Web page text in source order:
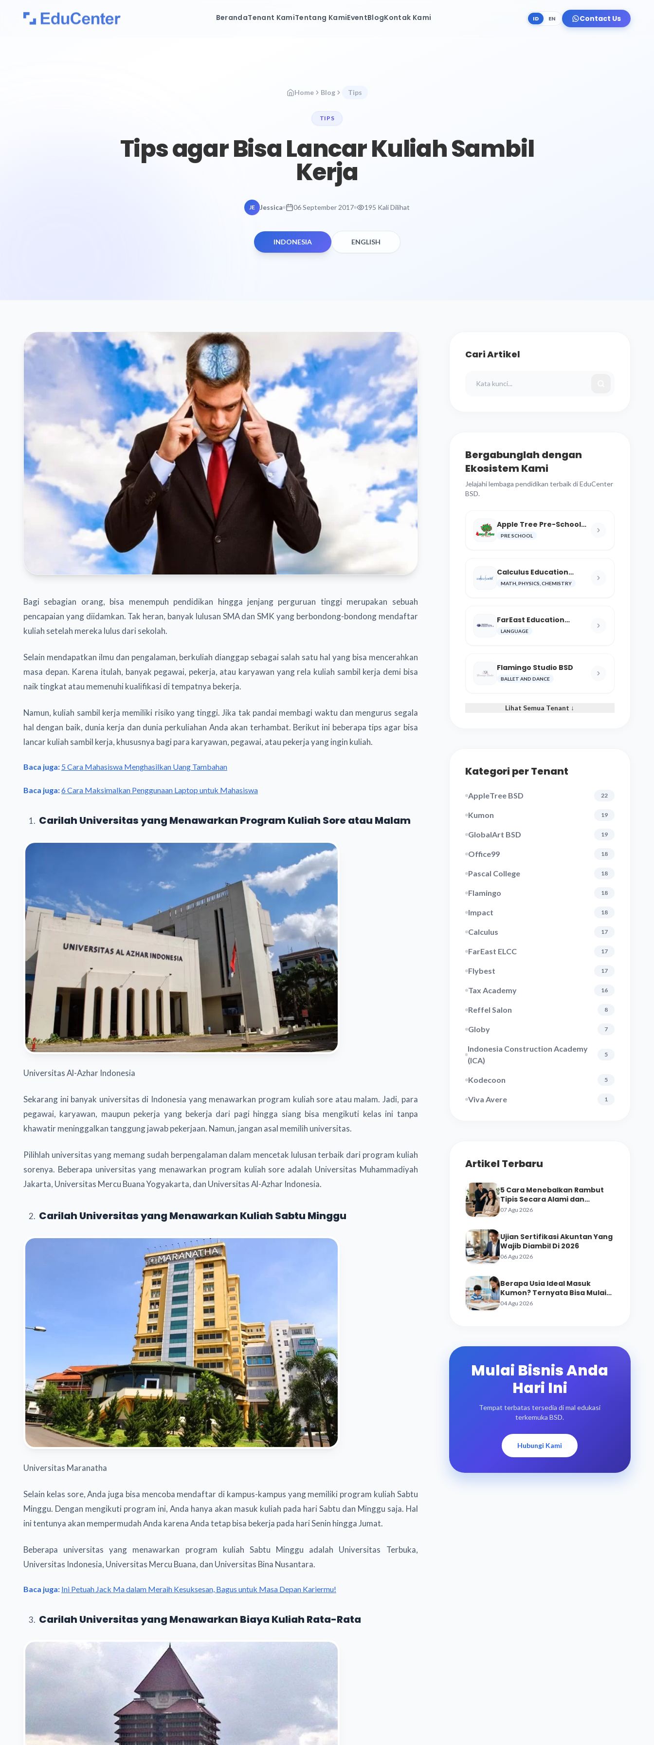
BerandaTenant KamiTentang KamiEventBlogKontak Kami ID EN Contact Us
Home Blog Tips
TIPS
Tips agar Bisa Lancar Kuliah Sambil
Kerja
JE Jessica 06 September 2017 195 Kali Dilihat
INDONESIA ENGLISH
Bagi sebagian orang, bisa menempuh pendidikan hingga jenjang perguruan tinggi merupakan sebuah
pencapaian yang diidamkan. Tak heran, banyak lulusan SMA dan SMK yang berbondong-bondong mendaftar
kuliah setelah mereka lulus dari sekolah.
Selain mendapatkan ilmu dan pengalaman, berkuliah dianggap sebagai salah satu hal yang bisa mencerahkan
masa depan. Karena itulah, banyak pegawai, pekerja, atau karyawan yang rela kuliah sambil kerja demi bisa
naik tingkat atau memenuhi kualifikasi di tempatnya bekerja.
Namun, kuliah sambil kerja memiliki risiko yang tinggi. Jika tak pandai membagi waktu dan mengurus segala
hal dengan baik, dunia kerja dan dunia perkuliahan Anda akan terhambat. Berikut ini beberapa tips agar bisa
lancar kuliah sambil kerja, khususnya bagi para karyawan, pegawai, atau pekerja yang ingin kuliah.
Baca juga: 5 Cara Mahasiswa Menghasilkan Uang Tambahan
Baca juga:6 Cara Maksimalkan Penggunaan Laptop untuk Mahasiswa
Carilah Universitas yang Menawarkan Program Kuliah Sore atau Malam
Universitas Al-Azhar Indonesia
Sekarang ini banyak universitas di Indonesia yang menawarkan program kuliah sore atau malam. Jadi, para
pegawai, karyawan, maupun pekerja yang bekerja dari pagi hingga siang bisa mengikuti kelas ini tanpa
khawatir meninggalkan tanggung jawab pekerjaan. Namun, jangan asal memilih universitas.
Pilihlah universitas yang memang sudah berpengalaman dalam mencetak lulusan terbaik dari program kuliah
sorenya. Beberapa universitas yang menawarkan program kuliah sore adalah Universitas Muhammadiyah
Jakarta, Universitas Mercu Buana Yogyakarta, dan Universitas Al-Azhar Indonesia.
Carilah Universitas yang Menawarkan Kuliah Sabtu Minggu
Universitas Maranatha
Selain kelas sore, Anda juga bisa mencoba mendaftar di kampus-kampus yang memiliki program kuliah Sabtu
Minggu. Dengan mengikuti program ini, Anda hanya akan masuk kuliah pada hari Sabtu dan Minggu saja. Hal
ini tentunya akan mempermudah Anda karena Anda tetap bisa bekerja pada hari Senin hingga Jumat.
Beberapa universitas yang menawarkan program kuliah Sabtu Minggu adalah Universitas Terbuka,
Universitas Indonesia, Universitas Mercu Buana, dan Universitas Bina Nusantara.
Baca juga: Ini Petuah Jack Ma dalam Meraih Kesuksesan, Bagus untuk Masa Depan Kariermu!
Carilah Universitas yang Menawarkan Biaya Kuliah Rata-Rata
Cari Artikel
Bergabunglah dengan
Ekosistem Kami
Jelajahi lembaga pendidikan terbaik di EduCenter
BSD.
Apple Tree Pre-School
BSD
PRE SCHOOL
Calculus Education
Center
MATH, PHYSICS, CHEMISTRY
FarEast Education
Language and Cultural
Center
LANGUAGE
Flamingo Studio BSD
BALLET AND DANCE
Lihat Semua Tenant ↓
Kategori per Tenant
AppleTree BSD 22
Kumon 19
GlobalArt BSD 19
Office99 18
Pascal College 18
Flamingo 18
Impact 18
Calculus 17
FarEast ELCC 17
Flybest 17
Tax Academy 16
Reffel Salon 8
Globy 7
Indonesia Construction Academy
(ICA)
5
Kodecoon 5
Viva Avere 1
Artikel Terbaru
5 Cara Menebalkan Rambut
Tipis Secara Alami dan
Perawatan Salon
07 Agu 2026
Ujian Sertifikasi Akuntan Yang
Wajib Diambil Di 2026
06 Agu 2026
Berapa Usia Ideal Masuk
Kumon? Ternyata Bisa Mulai
dari Prasekolah
04 Agu 2026
Mulai Bisnis Anda
Hari Ini
Tempat terbatas tersedia di mal edukasi
terkemuka BSD.
Hubungi Kami